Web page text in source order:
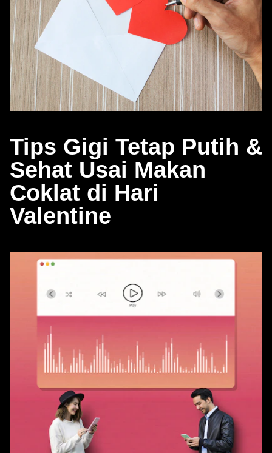
Tips Gigi Tetap Putih &
Sehat Usai Makan
Coklat di Hari
Valentine